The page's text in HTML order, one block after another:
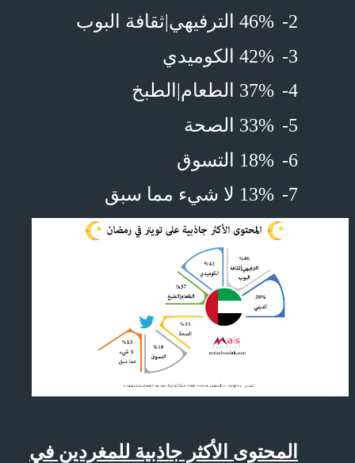
2-
46% الترفيهي|ثقافة البوب
3-
42% الكوميدي
4-
37% الطعام|الطبخ
5-
33% الصحة
6-
18% التسوق
7-
13% لا شيء مما سبق
المحتوى الأكثر جاذبية للمغردين في